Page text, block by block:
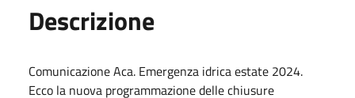
Descrizione
Comunicazione Aca. Emergenza idrica estate 2024.
Ecco la nuova programmazione delle chiusure